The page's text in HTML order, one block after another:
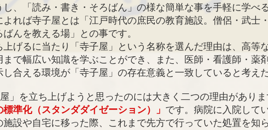
、「読み・書き・そろばん」の様な簡単な事を手軽に学べ
れば寺子屋とは「江戸時代の庶民の教育施設。僧侶・武士
んを教える場」との事です。
げるに当たり「寺子屋」という名称を選んだ理由は、高等
で幅広い知識を学ぶことができ、また、医師・看護師・薬
合える環境が「寺子屋」の存在意義と一致していると考え
」を立ち上げようと思ったのには大きく二つの理由がありま
標準化（スタンダダイゼーション）」 です。病院に入院して
設や自宅に移った際、これまで先方で行っていた処置を知